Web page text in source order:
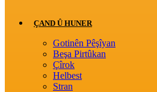
ÇAND Û HUNER
Gotinên Pêşîyan
Beşa Pirtûkan
Çîrok
Helbest
Stran